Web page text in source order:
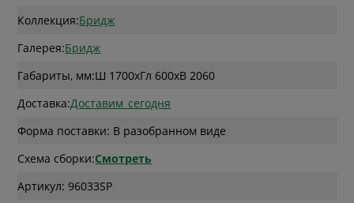
Коллекция:Бридж
Галерея:Бридж
Габариты, мм:Ш 1700xГл 600xВ 2060
Доставка:Доставим_сегодня
Форма поставки: В разобранном виде
Схема сборки:Смотреть
Артикул: 96033SP